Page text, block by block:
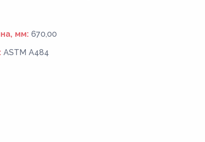
мм: 670,00
ASTM A484